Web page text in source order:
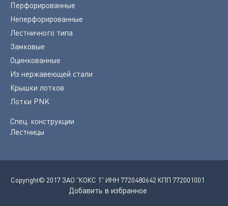
Перфорированные
Неперфорированные
Лестничного типа
Замковые
Оцинкованные
Из нержавеющей стали
Крышки лотков
Лотки PNK
Спец. конструкции
Лестницы
Copyright© 2017 ЗАО "КОКС 1" ИНН 7720480642 КПП 772001001
Добавить в избранное